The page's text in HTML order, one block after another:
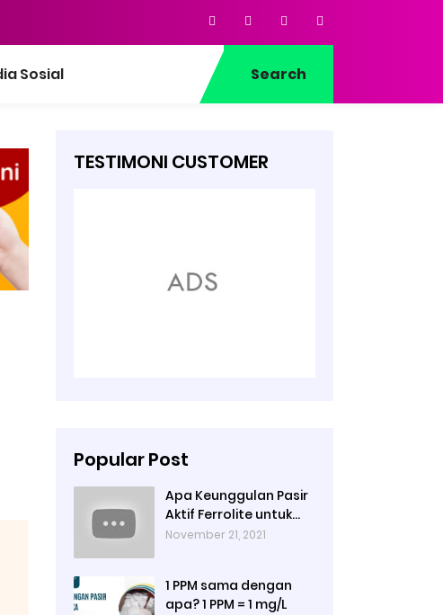
Sosial Search
TESTIMONI CUSTOMER
Popular Post
Apa Keunggulan Pasir
Aktif Ferrolite untuk
Filter Air? Jenis Pasir
November 21, 2021
1 PPM sama dengan
apa? 1 PPM = 1 mg/L